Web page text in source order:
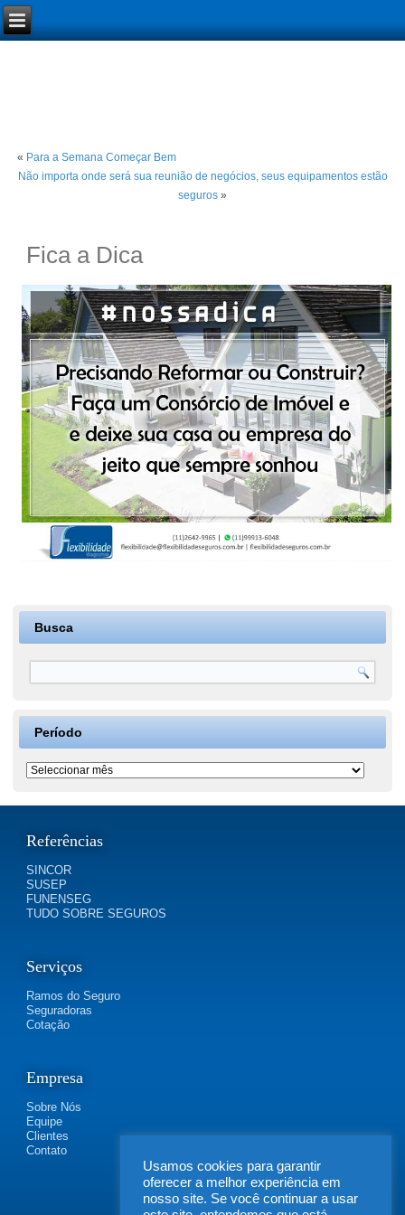
« Para a Semana Começar Bem
Não importa onde será sua reunião de negócios, seus equipamentos estão
seguros »
Fica a Dica
Busca
Período
Período
Referências
SINCOR
SUSEP
FUNENSEG
TUDO SOBRE SEGUROS
Serviços
Ramos do Seguro
Seguradoras
Cotação
Empresa
Sobre Nós
Equipe
Clientes
Contato
Usamos cookies para garantir
oferecer a melhor experiência em
nosso site. Se você continuar a usar